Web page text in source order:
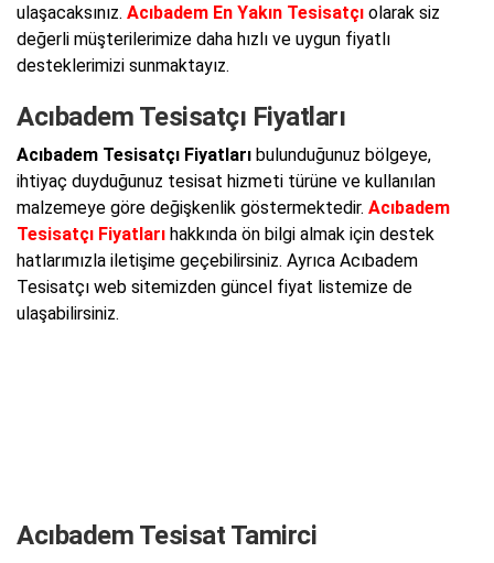
ulaşacaksınız. Acıbadem En Yakın Tesisatçı olarak siz
değerli müşterilerimize daha hızlı ve uygun fiyatlı
desteklerimizi sunmaktayız.
Acıbadem Tesisatçı Fiyatları
Acıbadem Tesisatçı Fiyatları bulunduğunuz bölgeye,
ihtiyaç duyduğunuz tesisat hizmeti türüne ve kullanılan
malzemeye göre değişkenlik göstermektedir. Acıbadem
Tesisatçı Fiyatları hakkında ön bilgi almak için destek
hatlarımızla iletişime geçebilirsiniz. Ayrıca Acıbadem
Tesisatçı web sitemizden güncel fiyat listemize de
ulaşabilirsiniz.
Acıbadem Tesisat Tamirci